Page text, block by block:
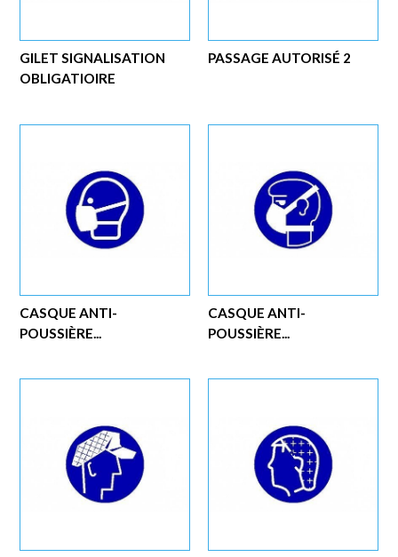
PASSAGE AUTORISÉ 2
GILET SIGNALISATION
OBLIGATIOIRE
CASQUE ANTI-
POUSSIÈRE...
CASQUE ANTI-
POUSSIÈRE...